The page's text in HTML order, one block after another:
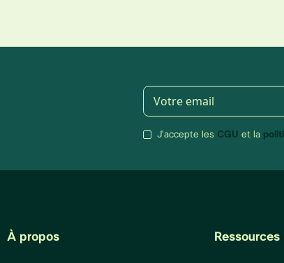
J'accepte les CGU et la
À propos Ressources